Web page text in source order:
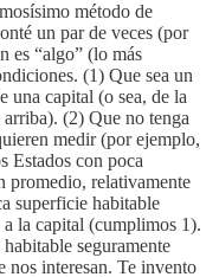
método de
un par de veces (por
es “algo” (lo más
(1) Que sea un
una capital (o sea, de la
(2) Que no tenga
medir (por ejemplo,
Estados con poca
promedio, relativamente
superficie habitable
la capital (cumplimos 1).
seguramente
nos interesan. Te invento